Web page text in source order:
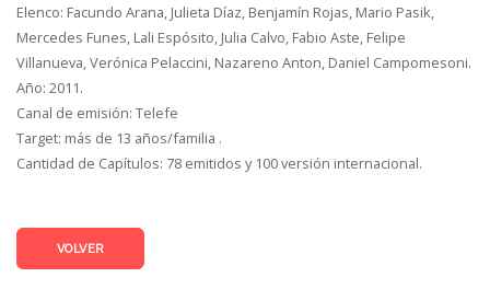
Elenco: Facundo Arana, Julieta Díaz, Benjamí­n Rojas, Mario Pasik,
Mercedes Funes, Lali Espósito, Julia Calvo, Fabio Aste, Felipe
Villanueva, Verónica Pelaccini, Nazareno Anton, Daniel Campomesoni.
Año: 2011.
Canal de emisión: Telefe
Target: más de 13 años/familia .
Cantidad de Capí­tulos: 78 emitidos y 100 versión internacional.
VOLVER